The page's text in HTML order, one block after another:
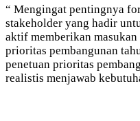
“ Mengingat pentingnya
stakeholder yang hadir
aktif memberikan
prioritas pembangunan
penetuan prioritas
realistis menjawab